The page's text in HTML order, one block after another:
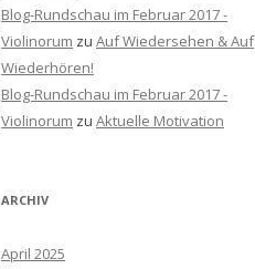
Blog-Rundschau im Februar 2017 -
Violinorum zu Auf Wiedersehen & Auf
Wiederhören!
Blog-Rundschau im Februar 2017 -
Violinorum zu Aktuelle Motivation
ARCHIV
April 2025